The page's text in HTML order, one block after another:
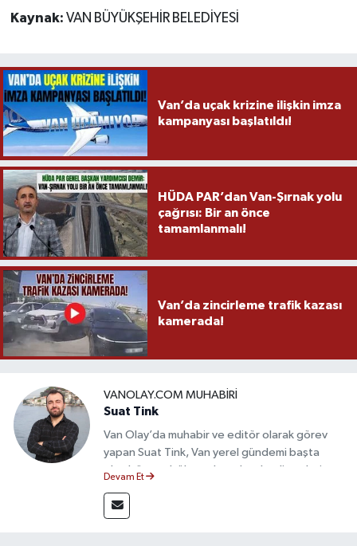
Kaynak: VAN BÜYÜKŞEHİR BELEDİYESİ
Van’da uçak krizine ilişkin imza
kampanyası başlatıldı!
HÜDA PAR’dan Van-Şırnak yolu
çağrısı: Bir an önce
tamamlanmalı!
Van’da zincirleme trafik kazası
kamerada!
VANOLAY.COM MUHABIRI
Suat Tink
Van Olay’da muhabir ve editör olarak görev
yapan Suat Tink, Van yerel gündemi başta
olmak üzere bölgesel ve ulusal gelişmeleri
mezunu olan Tink, sahadan edindiği bilgilerle
doğruluk, tarafsızlık ve etik ilkeler
Devam Et